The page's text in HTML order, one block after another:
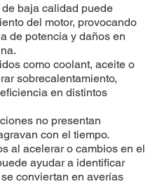
baja calidad puede
del motor, provocando
de potencia y daños en
como coolant, aceite o
sobrecalentamiento,
en distintos
no presentan
con el tiempo.
al acelerar o cambios en el
ayudar a identificar
conviertan en averías